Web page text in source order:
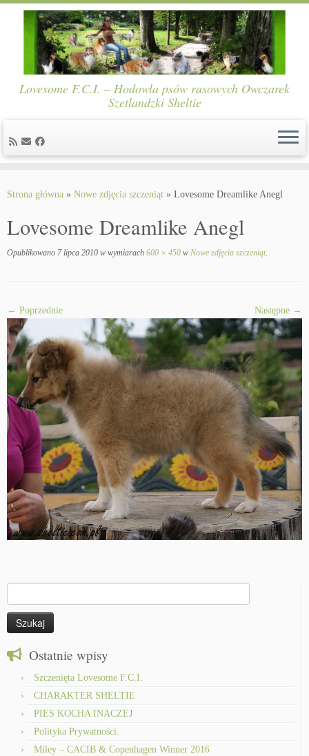
Lovesome F.C.I. – Hodowla psów rasowych Owczarek
Szetlandzki Sheltie
Strona główna » Nowe zdjęcia szczeniąt » Lovesome Dreamlike Anegl
Lovesome Dreamlike Anegl
Opublikowano 7 lipca 2010 w wymiarach 600 × 450 w Nowe zdjęcia szczeniąt.
← Poprzednie Następne →
Ostatnie wpisy
Szczenięta Lovesome F.C.I.
CHARAKTER SHELTIE
PIES KOCHA INACZEJ
Polityka Prywatności.
Miley – CACIB & Copenhagen Winner 2016